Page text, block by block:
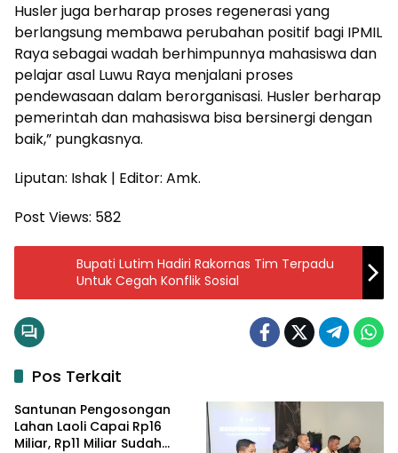
Husler juga berharap proses regenerasi yang
berlangsung membawa perubahan positif bagi IPMIL
Raya sebagai wadah berhimpunnya mahasiswa dan
pelajar asal Luwu Raya menjalani proses
pendewasaan dalam berorganisasi. Husler berharap
pemerintah dan mahasiswa bisa bersinergi dengan
baik,” pungkasnya.
Liputan: Ishak | Editor: Amk.
Post Views: 582
Bupati Lutim Hadiri Rakornas Tim Terpadu
Untuk Cegah Konflik Sosial
Pos Terkait
Santunan Pengosongan
Lahan Laoli Capai Rp16
Miliar, Rp11 Miliar Sudah